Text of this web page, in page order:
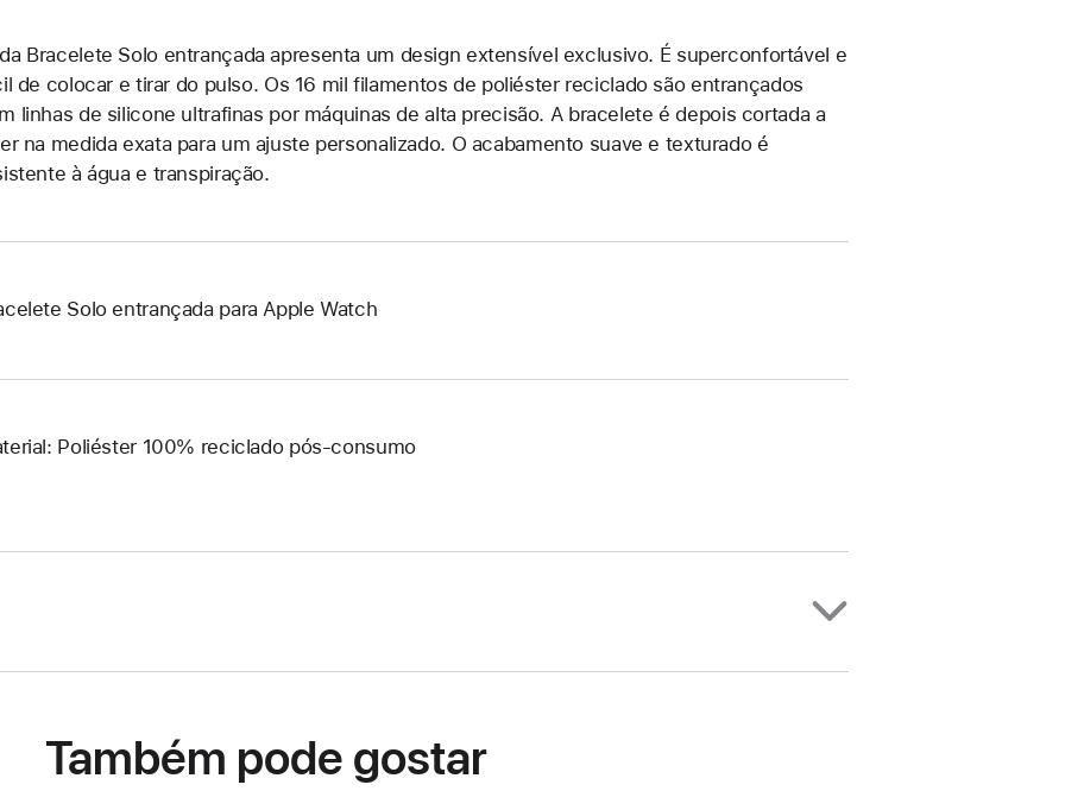
Bracelete Solo entrançada apresenta um design extensível exclusivo. É superconfortável e
de colocar e tirar do pulso. Os 16 mil filamentos de poliéster reciclado são entrançados
linhas de silicone ultrafinas por máquinas de alta precisão. A bracelete é depois cortada a
na medida exata para um ajuste personalizado. O acabamento suave e texturado é
à água e transpiração.
Solo entrançada para Apple Watch
Poliéster 100% reciclado pós-consumo
Também pode gostar